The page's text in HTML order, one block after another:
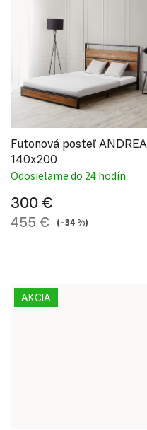
Futonová posteľ ANDREA
140x200
Odosielame do 24 hodín
300 €
455 € (–34 %)
AKCIA